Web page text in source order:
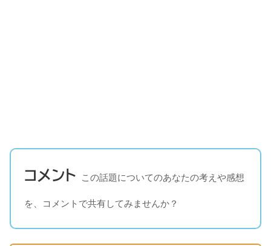
コメント この話題についてのあなたの考えや感想
を、コメントで共有してみませんか？